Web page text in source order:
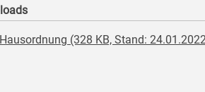
Hausordnung (328 KB, Stand: